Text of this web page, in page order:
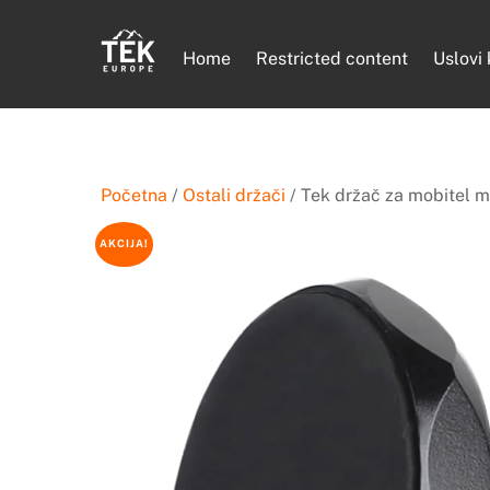
Home Restricted content Uslovi
Početna / Ostali držači / Tek držač za mobitel
AKCIJA!